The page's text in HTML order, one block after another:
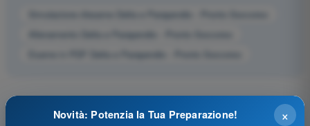
Simulazione d'esame Delta e Parapendio - Pronto Soccorso
Allenamento Delta e Parapendio - Pronto Soccorso
Esame in PDF Delta e Parapendio - Pronto Soccorso
×
Novità: Potenzia la Tua Preparazione!